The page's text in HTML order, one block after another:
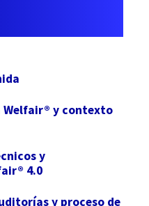
Welfair® y contexto
y
4.0
y proceso de